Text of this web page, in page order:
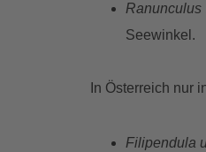
Ranunculus
Seewinkel.
In Österreich nur
Filipendula